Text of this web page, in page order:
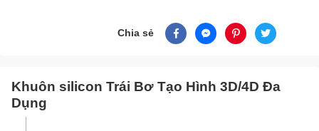
Chia sẻ
Khuôn silicon Trái Bơ Tạo Hình 3D/4D Đa
Dụng